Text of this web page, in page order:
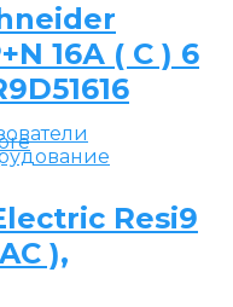
16А ( C ) 6
Resi9
),